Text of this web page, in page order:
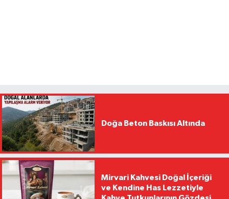
Doğa Beton Baskısı Altında
Mirvari Kahvesi Doğal İçeriği
ve Kendine Has Lezzetiyle